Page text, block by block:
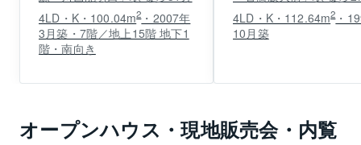
4LD・K・100.04m2・2007年
3月築・7階／地上15階 地下1
階・南向き
4LD・K・112.64m2・
10月築
オープンハウス・現地販売会・内覧